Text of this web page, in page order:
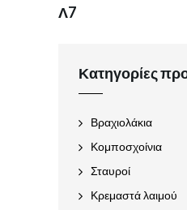
Λ7
Κατηγορίες
Βραχιολάκια
Κομποσχοίνια
Σταυροί
Κρεμαστά λαιμού